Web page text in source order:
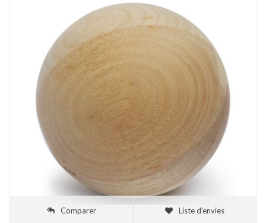
Comparer Liste d'envies